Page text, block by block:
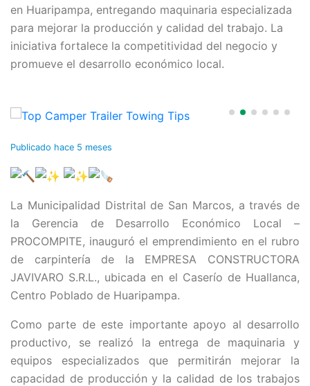
en Huaripampa, entregando maquinaria especializada
para mejorar la producción y calidad del trabajo. La
iniciativa fortalece la competitividad del negocio y
promueve el desarrollo económico local.
Publicado hace 5 meses
La Municipalidad Distrital de San Marcos, a través de
la Gerencia de Desarrollo Económico Local –
PROCOMPITE, inauguró el emprendimiento en el rubro
de carpintería de la EMPRESA CONSTRUCTORA
JAVIVARO S.R.L., ubicada en el Caserío de Huallanca,
Centro Poblado de Huaripampa.
Como parte de este importante apoyo al desarrollo
productivo, se realizó la entrega de maquinaria y
equipos especializados que permitirán mejorar la
capacidad de producción y la calidad de los trabajos